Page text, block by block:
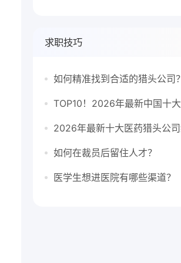
求职技巧
如何精准找到合适的猎头公司？
如何在裁员后留住人才？
医学生想进医院有哪些渠道？